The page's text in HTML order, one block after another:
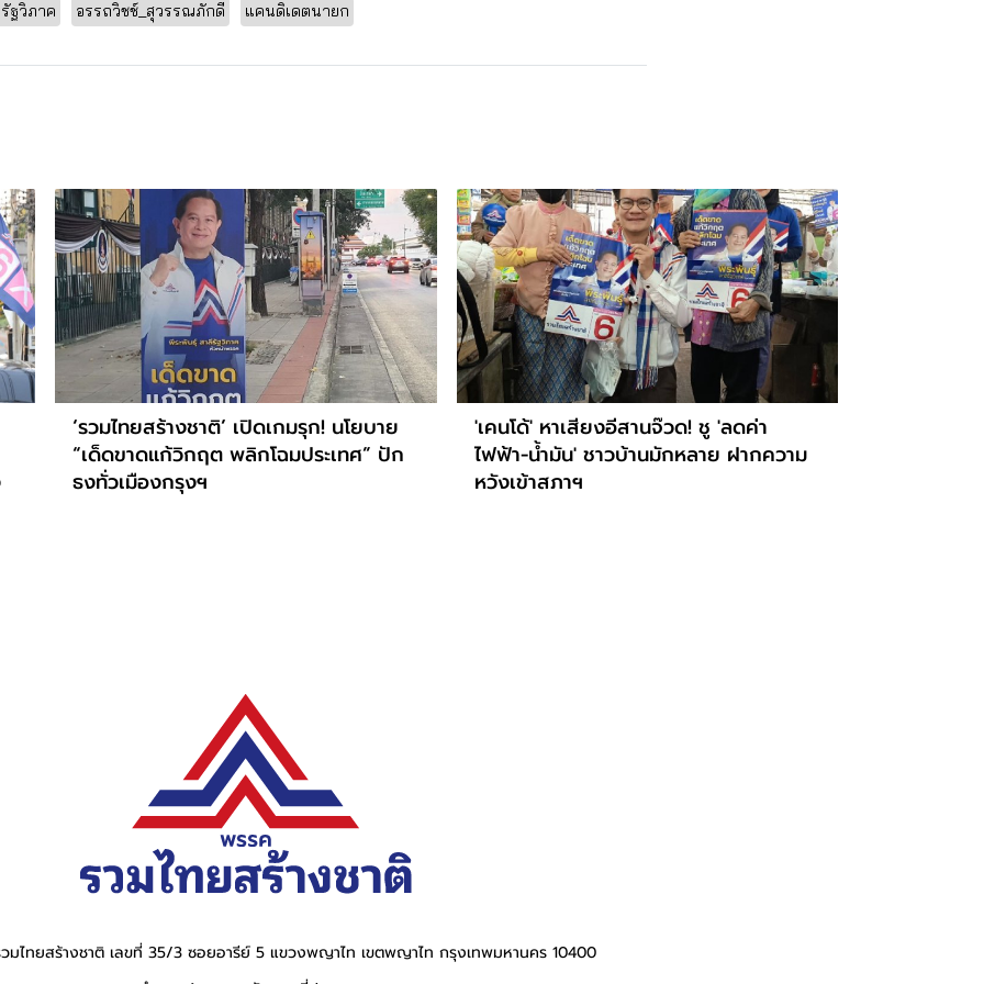
ฐวิภาค อรรถวิชช์_สุวรรณภักดี แคนดิเดตนายก
‘รวมไทยสร้างชาติ’ เปิดเกมรุก! นโยบาย
“เด็ดขาดแก้วิกฤต พลิกโฉมประเทศ” ปัก
ธงทั่วเมืองกรุงฯ
'เคนโด้' หาเสียงอีสานจ๊วด! ชู 'ลดค่า
ไฟฟ้า-น้ำมัน' ชาวบ้านมักหลาย ฝากความ
หวังเข้าสภาฯ
มไทยสร้างชาติ เลขที่ 35/3 ซอยอารีย์ 5 แขวงพญาไท เขตพญาไท กรุงเทพมหานคร 10400